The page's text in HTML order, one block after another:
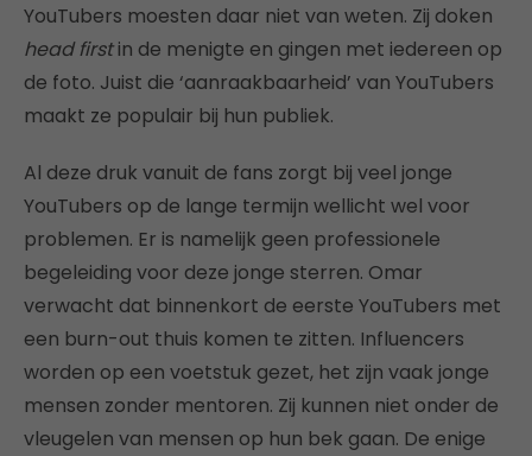
YouTubers moesten daar niet van weten. Zij doken
head firstin de menigte en gingen met iedereen op
de foto. Juist die ‘aanraakbaarheid’ van YouTubers
maakt ze populair bij hun publiek.
Al deze druk vanuit de fans zorgt bij veel jonge
YouTubers op de lange termijn wellicht wel voor
problemen. Er is namelijk geen professionele
begeleiding voor deze jonge sterren. Omar
verwacht dat binnenkort de eerste YouTubers met
een burn-out thuis komen te zitten. Influencers
worden op een voetstuk gezet, het zijn vaak jonge
mensen zonder mentoren. Zij kunnen niet onder de
vleugelen van mensen op hun bek gaan. De enige